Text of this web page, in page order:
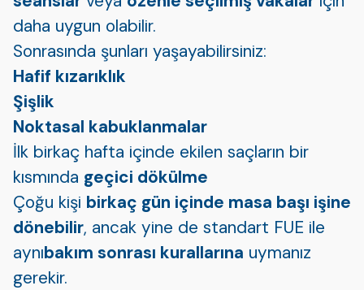
daha uygun olabilir.
Sonrasında şunları yaşayabilirsiniz:
Hafif kızarıklık
Şişlik
Noktasal kabuklanmalar
İlk birkaç hafta içinde ekilen saçların bir
kısmında geçici dökülme
Çoğu kişi birkaç gün içinde masa başı işine
dönebilir, ancak yine de standart FUE ile
aynıbakım sonrası kurallarına uymanız
gerekir.